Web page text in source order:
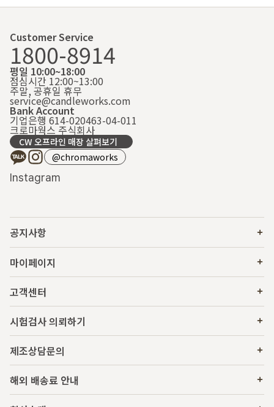
Customer Service
1800-8914
평일 10:00~18:00
점심시간 12:00~13:00
주말, 공휴일 휴무
service@candleworks.com
Bank Account
기업은행 614-020463-04-011
크로마웍스 주식회사
CW 오프라인 매장 살펴보기
@chromaworks
Instagram
공지사항
마이페이지
고객센터
시험검사 의뢰하기
제조상담문의
해외 배송료 안내